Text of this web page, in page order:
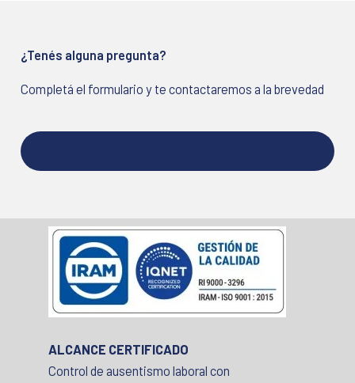
¿Tenés alguna pregunta?
Completá el formulario y te contactaremos a la brevedad
ALCANCE CERTIFICADO
Control de ausentismo laboral con